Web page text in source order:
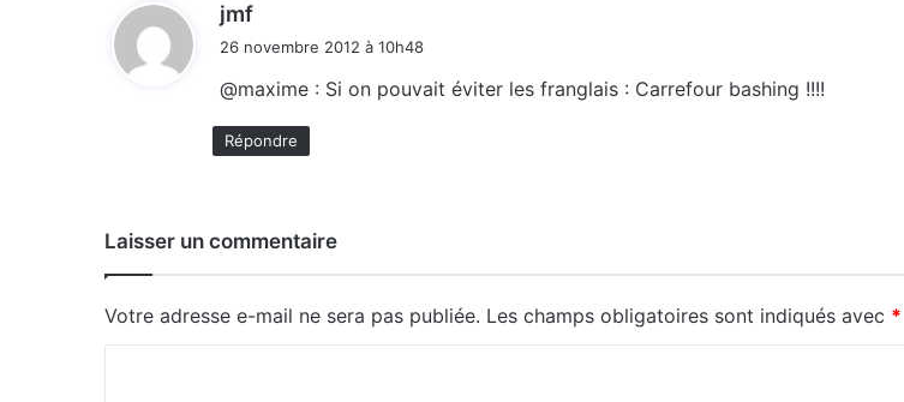
jmf
26 novembre 2012 à 10h48
@maxime : Si on pouvait éviter les franglais : Carrefour bashing !!!!
Répondre
Laisser un commentaire
Votre adresse e-mail ne sera pas publiée. Les champs obligatoires sont indiqués avec *